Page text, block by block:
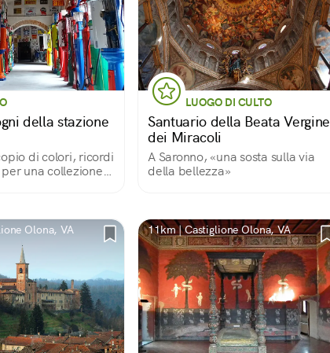
della stazione
di colori, ricordi
una collezione
LUOGO DI CULTO
Santuario della Beata Vergine
dei Miracoli
A Saronno, «una sosta sulla via
della bellezza»
Olona, VA 11km | Castiglione Olona, VA